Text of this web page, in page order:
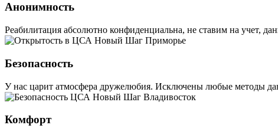
Анонимность
Реабилитация абсолютно конфиденциальна, не ставим на учет,
Безопасность
У нас царит атмосфера дружелюбия. Исключены любые методы
Комфорт